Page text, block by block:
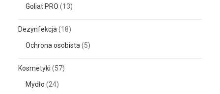
Goliat PRO (13)
Dezynfekcja (18)
Ochrona osobista (5)
Kosmetyki (57)
Mydło (24)